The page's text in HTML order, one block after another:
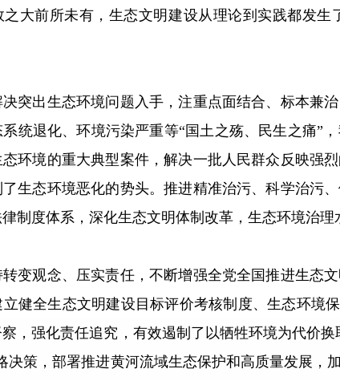
之大前所未有，生态文明建设从理论到实践都发
出生态环境问题入手，注重点面结合、标本兼治
统退化、环境污染严重等“国土之殇、民生之痛”
环境的重大典型案件，解决一批人民群众反映强
生态环境恶化的势头。推进精准治污、科学治污
制度体系，深化生态文明体制改革，生态环境治理
观念、压实责任，不断增强全党全国推进生态文
健全生态文明建设目标评价考核制度、生态环境
，强化责任追究，有效遏制了以牺牲环境为代价
决策，部署推进黄河流域生态保护和高质量发展